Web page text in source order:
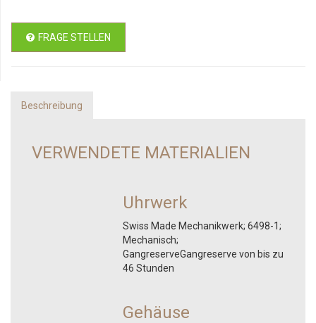
FRAGE STELLEN
Beschreibung
VERWENDETE MATERIALIEN
Uhrwerk
Swiss Made Mechanikwerk; 6498-1;
Mechanisch;
GangreserveGangreserve von bis zu
46 Stunden
Gehäuse